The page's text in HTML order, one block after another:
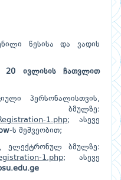
წესისა და ვადის
20 ივლისის ჩათვლით
პერსონალისთვის,
ბმულზე:
1.php; ასევე
-ს მეშვეობით;
ელექტრონულ ბმულზე:
1.php; ასევე